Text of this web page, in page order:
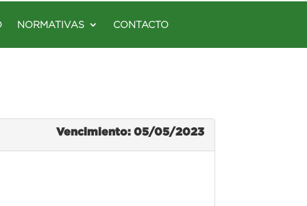
NORMATIVAS CONTACTO
Vencimiento: 05/05/2023